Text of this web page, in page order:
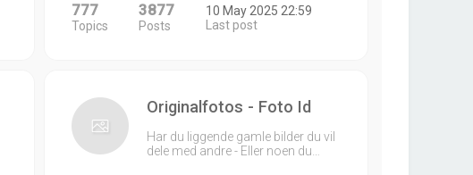
777
Topics
3877
Posts
10 May 2025 22:59
Last post
Originalfotos - Foto Id
Har du liggende gamle bilder du vil
dele med andre - Eller noen du…